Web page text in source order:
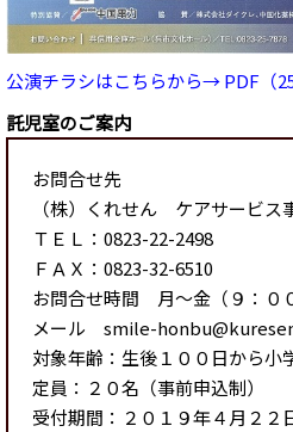
公演チラシはこちらから→PDF（
託児室のご案内
お問合せ先
（株）くれせん ケアサービ
ＴＥＬ：0823-22-2498
ＦＡＸ：0823-32-6510
お問合せ時間 月～金（９：０
メール smile-
対象年齢：生後１００日から小
定員：２０名（事前申込制）
受付期間：２０１９年４月２２